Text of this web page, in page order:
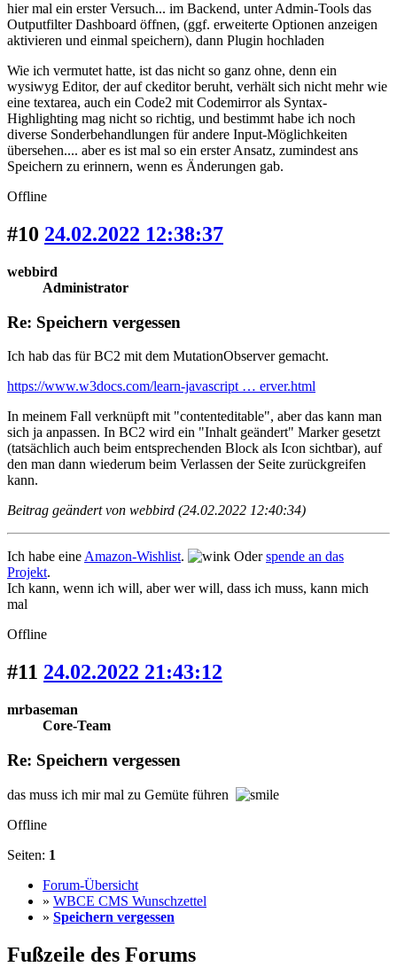
hier mal ein erster Versuch... im Backend, unter Admin-Tools das
Outputfilter Dashboard öffnen, (ggf. erweiterte Optionen anzeigen
aktivieren und einmal speichern), dann Plugin hochladen
Wie ich vermutet hatte, ist das nicht so ganz ohne, denn ein
wysiwyg Editor, der auf ckeditor beruht, verhält sich nicht mehr wie
eine textarea, auch ein Code2 mit Codemirror als Syntax-
Highlighting mag nicht so richtig, und bestimmt habe ich noch
diverse Sonderbehandlungen für andere Input-Möglichkeiten
übersehen.... aber es ist mal so ein erster Ansatz, zumindest ans
Speichern zu erinnern, wenn es Änderungen gab.
Offline
#10 24.02.2022 12:38:37
webbird
Administrator
Re: Speichern vergessen
Ich hab das für BC2 mit dem MutationObserver gemacht.
https://www.w3docs.com/learn-javascript … erver.html
In meinem Fall verknüpft mit "contenteditable", aber das kann man
sich ja anpassen. In BC2 wird ein "Inhalt geändert" Marker gesetzt
(tatsächlich auch beim entsprechenden Block als Icon sichtbar), auf
den man dann wiederum beim Verlassen der Seite zurückgreifen
kann.
Beitrag geändert von webbird (24.02.2022 12:40:34)
Ich habe eine Amazon-Wishlist. Oderspende an das
Projekt.
Ich kann, wenn ich will, aber wer will, dass ich muss, kann mich
mal
Offline
#11 24.02.2022 21:43:12
mrbaseman
Core-Team
Re: Speichern vergessen
das muss ich mir mal zu Gemüte führen
Offline
Seiten: 1
Forum-Übersicht
» WBCE CMS Wunschzettel
» Speichern vergessen
Fußzeile des Forums